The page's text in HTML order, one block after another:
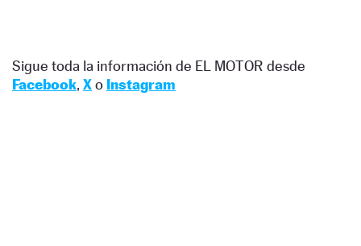
Sigue toda la información de EL MOTOR desde
Facebook, Xo Instagram